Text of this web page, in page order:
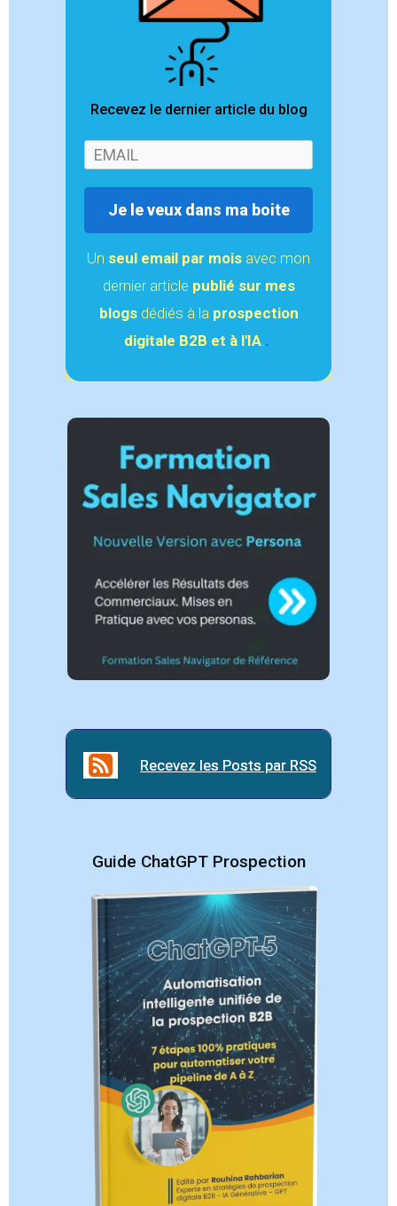
Recevez le dernier article du blog
Je le veux dans ma boite
Un seul email par mois avec mon
dernier article publié sur mes
blogsdédiés à la prospection
digitale B2B et à l'IA. .
Recevez les Posts par RSS
Recevez les Posts par RSS
Guide ChatGPT Prospection